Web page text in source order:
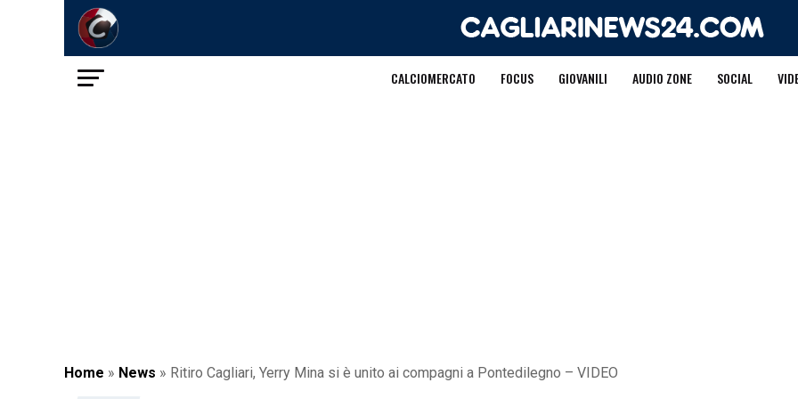
CALCIOMERCATO FOCUS GIOVANILI AUDIO ZONE SOCIAL
Home » News » Ritiro Cagliari, Yerry Mina si è unito ai compagni a Pontedilegno – VIDEO